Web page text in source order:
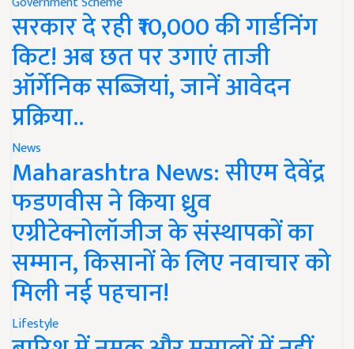
सरकार दे रही ₹10,000 की गार्डनिंग
किट! अब छत पर उगाएं ताजी
ऑर्गेनिक सब्जियां, जानें आवेदन
प्रक्रिया..
News
Maharashtra News: सीएम देवेंद्र
फडणवीस ने किया ध्रुव
एग्रीटेक्नोलॉजीज के संस्थापकों का
सम्मान, किसानों के लिए नवाचार को
मिली नई पहचान!
Lifestyle